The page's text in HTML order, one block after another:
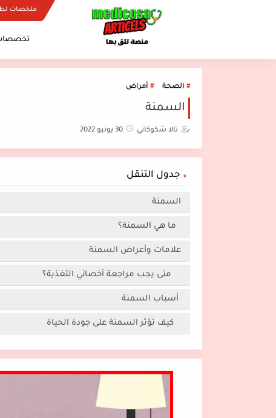
ملخصات
الصحة أمراض
السمنة
تالا شكوكاني 30 يونيو 2022
جدول التنقل
السمنة
ما هي السمنة؟
علامات وأعراض السمنة
متى يجب مراجعة أخصائي التغذية؟
أسباب السمنة
كيف تؤثر السمنة على جودة الحياة